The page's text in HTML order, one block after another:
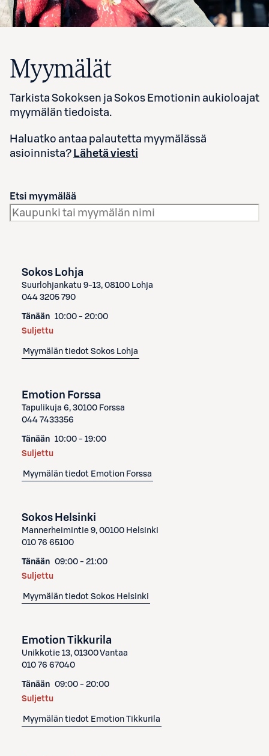
Myymälät
Tarkista Sokoksen ja Sokos Emotionin aukioloajat
myymälän tiedoista.
Haluatko antaa palautetta myymälässä
asioinnista? Lähetä viesti
Etsi myymälää
Sokos Lohja
Suurlohjankatu 9-13, 08100 Lohja
044 3205 790
Tänään 10:00 - 20:00
Suljettu
Myymälän tiedot Sokos Lohja
Emotion Forssa
Tapulikuja 6, 30100 Forssa
044 7433356
Tänään 10:00 - 19:00
Suljettu
Myymälän tiedot Emotion Forssa
Sokos Helsinki
Mannerheimintie 9, 00100 Helsinki
010 76 65100
Tänään 09:00 - 21:00
Suljettu
Myymälän tiedot Sokos Helsinki
Emotion Tikkurila
Unikkotie 13, 01300 Vantaa
010 76 67040
Tänään 09:00 - 20:00
Suljettu
Myymälän tiedot Emotion Tikkurila